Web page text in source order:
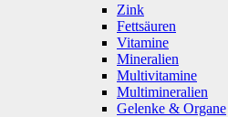
Zink
Fettsäuren
Vitamine
Mineralien
Multivitamine
Multimineralien
Gelenke & Organe